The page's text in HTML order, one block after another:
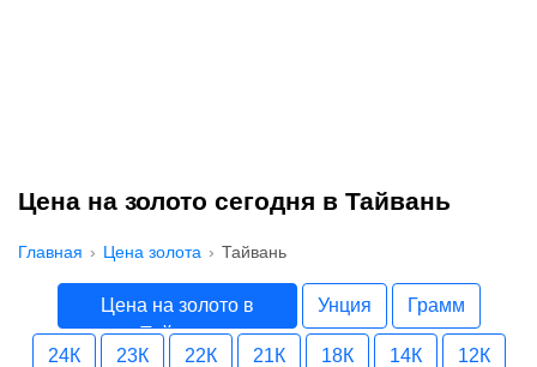
Цена на золото сегодня в Тайвань
Главная Цена золота Тайвань
Цена на золото в
Тайвань
Унция Грамм
24К 23К 22К 21К 18К 14К 12К